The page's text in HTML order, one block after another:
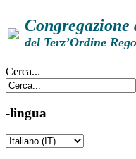
del Terz’Ordine
Cerca...
-lingua